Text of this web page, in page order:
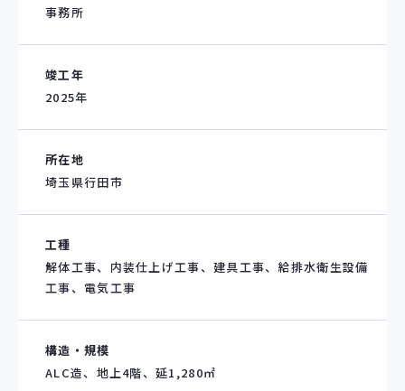
事務所
竣工年
2025年
所在地
埼玉県行田市
工種
解体工事、内装仕上げ工事、建具工事、給排水衛生設備
工事、電気工事
構造・規模
ALC造、地上4階、延1,280㎡